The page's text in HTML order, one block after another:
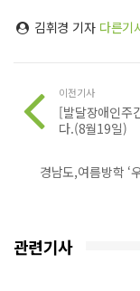
김휘경 기자 다른기
이전기사
[발달장애인주
다.(8월19일)
경남도,여름방학 ‘
관련기사